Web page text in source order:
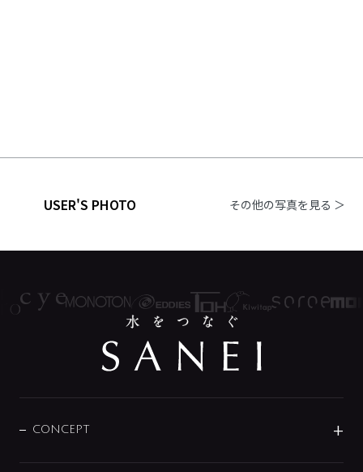
USER'S PHOTO その他の写真を見る ＞
CONCEPT